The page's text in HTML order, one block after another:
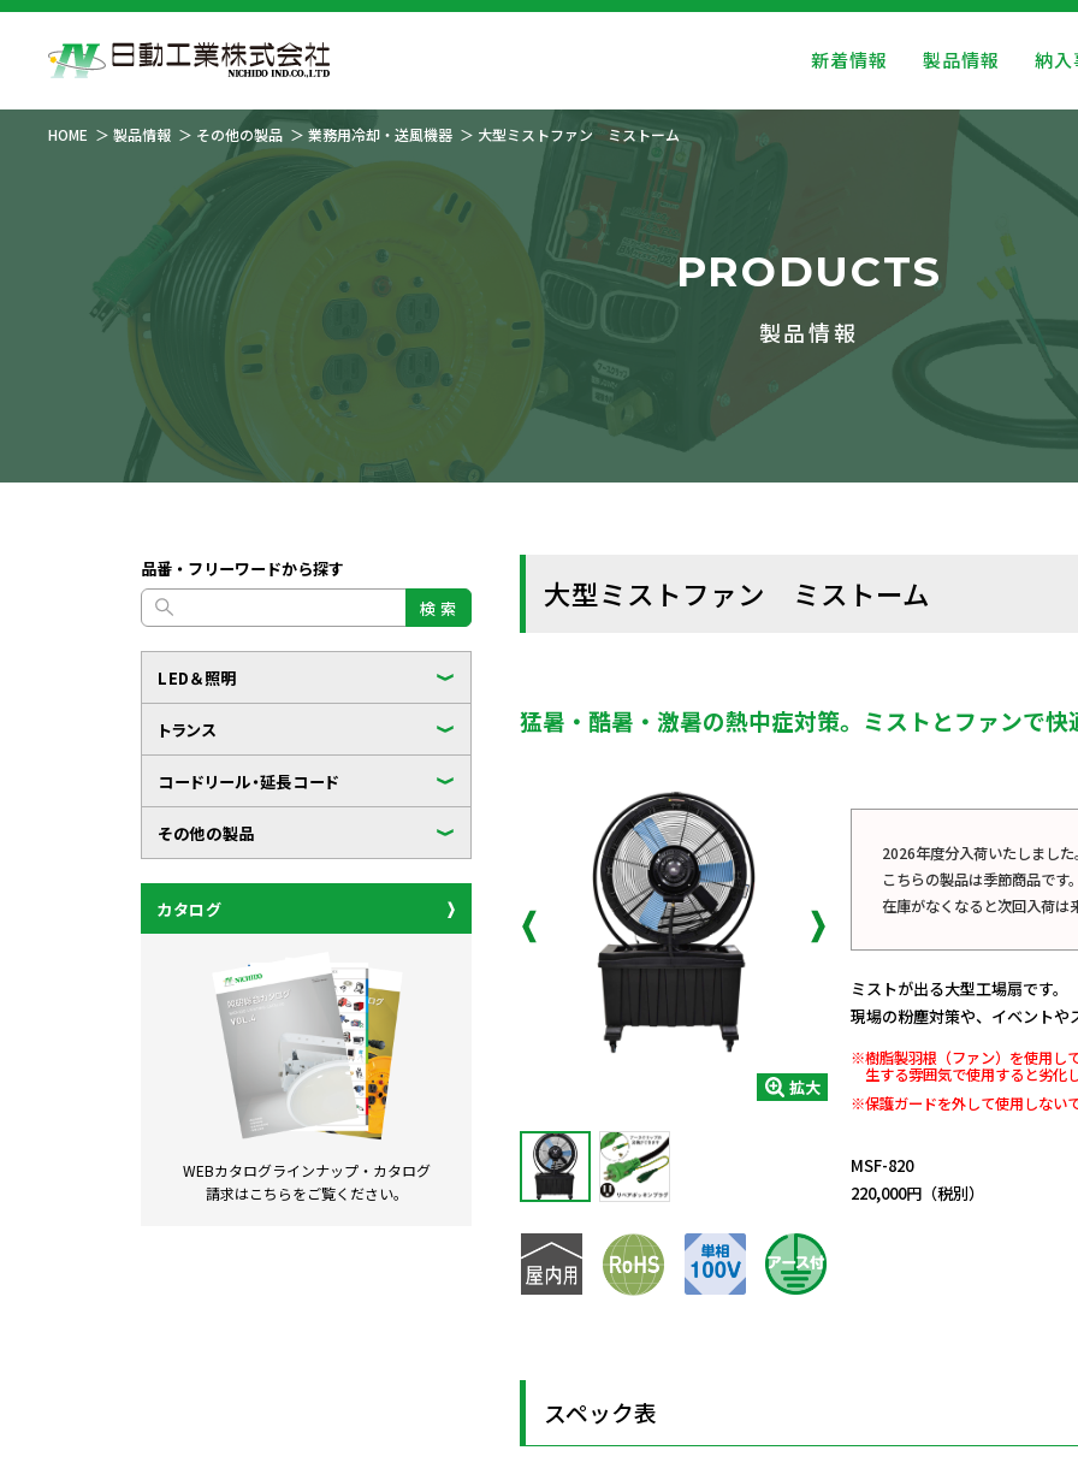
新着情報 製品情報 納入
HOME 製品情報 その他の製品 業務用冷却・送風機器 大型ミストファン ミストーム
PRODUCTS
製品情報
品番・フリーワードから探す
検 索
LED＆照明
トランス
コードリール・延長コード
その他の製品
カタログ
WEBカタログラインナップ・ カタログ
請求はこちらをご覧ください。
大型ミストファン ミストーム
猛暑・酷暑・激暑の熱中症対策。ミストとファンで快
拡大
2026年度分入荷いたしました。
こちらの製品は季節商品です。
在庫がなくなると次回入荷は
ミストが出る大型工場扇です。
現場の粉塵対策や、イベントや
※樹脂製羽根（ファン）を使用し
生する雰囲気で使用すると劣化
※保護ガードを外して使用しないで
MSF-820
220,000円（税別）
スペック表